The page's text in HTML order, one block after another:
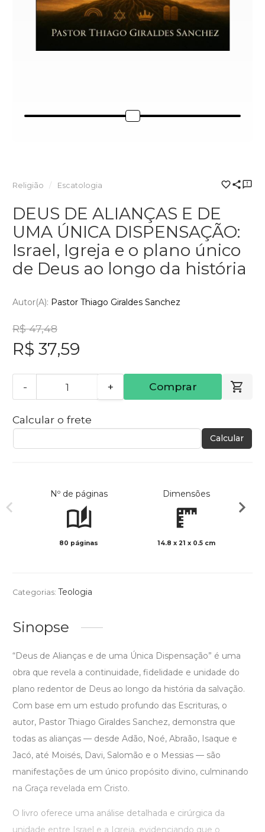
Religião Escatologia
DEUS DE ALIANÇAS E DE
UMA ÚNICA DISPENSAÇÃO:
Israel, Igreja e o plano único
de Deus ao longo da história
Autor(a): Pastor Thiago Giraldes Sanchez
R$ 47,48
R$ 37,59
- + Comprar
Calcular o frete
Calcular
Nº de páginas
80 páginas
Dimensões
14.8 x 21 x 0.5 cm
Categorias: Teologia
Sinopse
“Deus de Alianças e de uma Única Dispensação” é uma
obra que revela a continuidade, fidelidade e unidade do
plano redentor de Deus ao longo da história da salvação.
Com base em um estudo profundo das Escrituras, o
autor, Pastor Thiago Giraldes Sanchez, demonstra que
todas as alianças — desde Adão, Noé, Abraão, Isaque e
Jacó, até Moisés, Davi, Salomão e o Messias — são
manifestações de um único propósito divino, culminando
na Graça revelada em Cristo.
O livro oferece uma análise detalhada e cirúrgica da
unidade entre Israel e a Igreja, evidenciando que o